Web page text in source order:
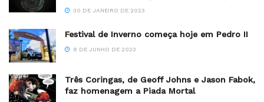
30 DE JANEIRO DE 2023
Festival de Inverno começa hoje em Pedro II
8 DE JUNHO DE 2023
Três Coringas, de Geoff Johns e Jason Fabok,
faz homenagem a Piada Mortal